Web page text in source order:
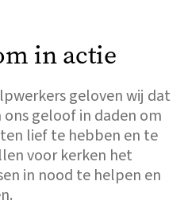
in actie
geloven wij dat
geloof in daden om
lief te hebben en te
voor kerken het
in nood te helpen en